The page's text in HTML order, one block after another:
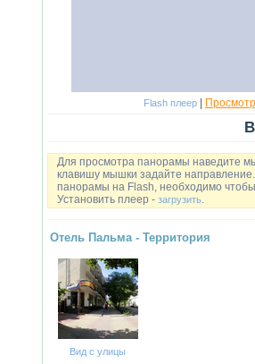
Flash плеер
Для просмотра панорамы наведите
клавишу мышки задайте
панорамы на Flash, необходимо
Установить плеер - загрузить.
Отель Пальма - Территория
Вид с улицы